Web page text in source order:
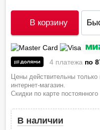
В корзину
4 платежа по
Цены действительны
интернет-магазин.
Скидки по карте
В наличии